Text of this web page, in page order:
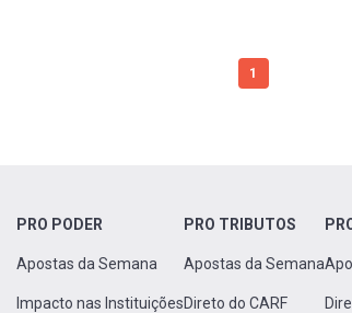
1
PRO PODER
Apostas da Semana
Impacto nas Instituições
PRO TRIBUTOS
Apostas da Semana
Direto do CARF